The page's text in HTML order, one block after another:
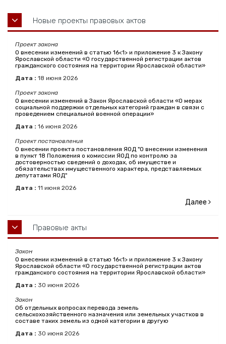
Новые проекты правовых актов
Проект закона
О внесении изменений в статью 16<1> и приложение 3 к Закону
Ярославской области «О государственной регистрации актов
гражданского состояния на территории Ярославской области»
Дата : 18 июня 2026
Проект закона
О внесении изменений в Закон Ярославской области «О мерах
социальной поддержки отдельных категорий граждан в связи с
проведением специальной военной операции»
Дата : 16 июня 2026
Проект постановления
О внесении проекта постановления ЯОД "О внесении изменения
в пункт 18 Положения о комиссии ЯОД по контролю за
достоверностью сведений о доходах, об имуществе и
обязательствах имущественного характера, представляемых
депутатами ЯОД"
Дата : 11 июня 2026
Далее
Правовые акты
Закон
О внесении изменений в статью 16<1> и приложение 3 к Закону
Ярославской области «О государственной регистрации актов
гражданского состояния на территории Ярославской области»
Дата : 30 июня 2026
Закон
Об отдельных вопросах перевода земель
сельскохозяйственного назначения или земельных участков в
составе таких земель из одной категории в другую
Дата : 30 июня 2026